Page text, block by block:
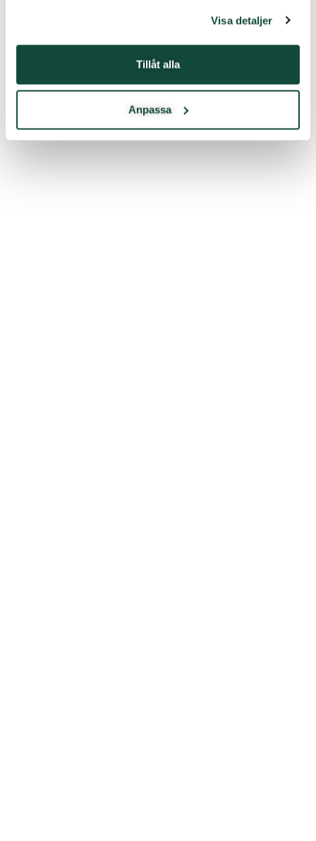
Visa detaljer
Tillåt alla
Anpassa